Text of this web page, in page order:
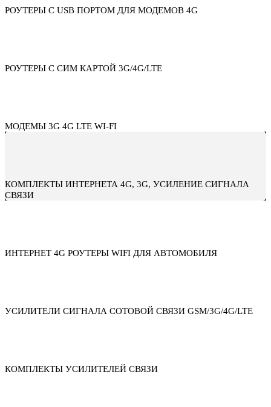
РОУТЕРЫ С USB ПОРТОМ ДЛЯ МОДЕМОВ 4G
РОУТЕРЫ С СИМ КАРТОЙ 3G/4G/LTE
МОДЕМЫ 3G 4G LTE WI-FI
КОМПЛЕКТЫ ИНТЕРНЕТА 4G, 3G, УСИЛЕНИЕ СИГНАЛА
СВЯЗИ
ИНТЕРНЕТ 4G РОУТЕРЫ WIFI ДЛЯ АВТОМОБИЛЯ
УСИЛИТЕЛИ СИГНАЛА СОТОВОЙ СВЯЗИ GSM/3G/4G/LTE
КОМПЛЕКТЫ УСИЛИТЕЛЕЙ СВЯЗИ